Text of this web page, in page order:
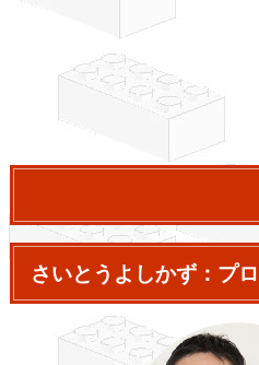
さいとうよしかず：プ